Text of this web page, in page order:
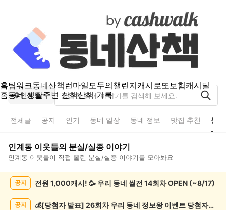
홈팀워크동네산책런마일모두의챌린지캐시로또보험캐시딜
홈동네 생활주변 산책산책 기록
인계동
전체글 공지 인기 동네 일상 동네 정보 맛집 추천 분
인계동 이웃들의 분실/실종 이야기
인계동 이웃들이 직접 올린 분실/실종 이야기를 모아봐요
공지 전원 1,000캐시! 🥳 우리 동네 썰전 14회차 OPEN (~8/17)
공지 💰[당첨자 발표] 26회차 우리 동네 정보왕 이벤트 당첨자를 발표합니다!